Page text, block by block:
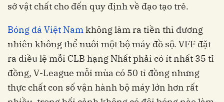
sở vật chất cho đến quy định về đạo tạo trẻ.
Bóng đá Việt Namkhông làm ra tiền thì đương
nhiên không thể nuôi một bộ máy đồ sộ. VFF đặt
ra điều lệ mỗi CLB hạng Nhất phải có ít nhất 35 tỉ
đồng, V-League mỗi mùa có 50 tỉ đồng nhưng
thực chất con số vận hành bộ máy lớn hơn rất